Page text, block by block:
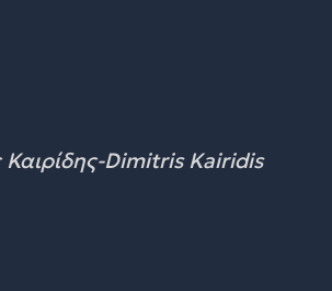
Dimitris Kairidis